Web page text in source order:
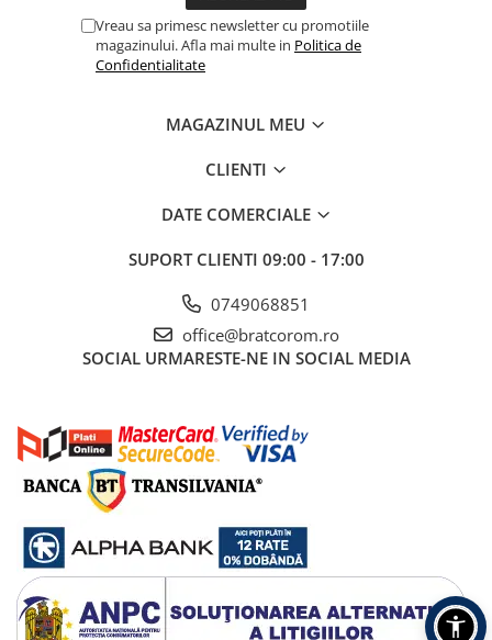
Accesorii polizare si slefuire
Accesorii vopsire si tencuire
Suruburi, dibluri si accesorii
Aplice si plafoniere
Lustre si pendule
Spoturi
Accesorii corpuri de iluminat
Lampi de veghe copii
Proiectoare
Veioze si lampi
Vreau sa primesc newsletter cu promotiile
magazinului. Afla mai multe in Politica de
Confidentialitate
MAGAZINUL MEU
CLIENTI
DATE COMERCIALE
SUPORT CLIENTI 09:00 - 17:00
0749068851
office@bratcorom.ro
SOCIAL URMARESTE-NE IN SOCIAL MEDIA